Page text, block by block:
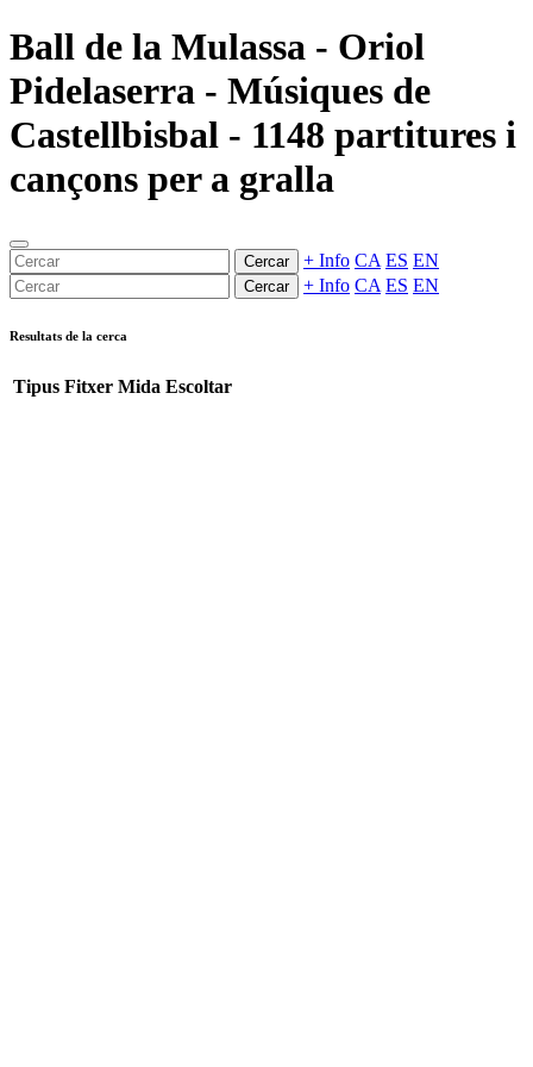
Ball de la Mulassa - Oriol
Pidelaserra - Músiques de
Castellbisbal - 1148 partitures i
cançons per a gralla
Cercar + Info CA ES EN
Cercar + Info CA ES EN
Resultats de la cerca
Tipus Fitxer Mida Escoltar